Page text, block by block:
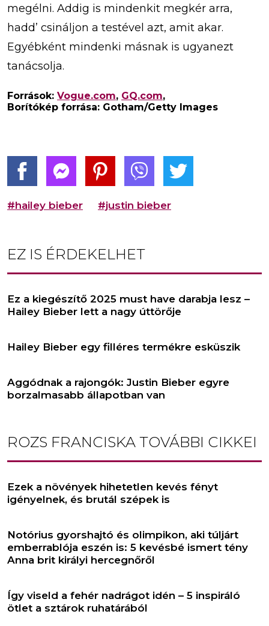
megélni. Addig is mindenkit megkér arra,
hadd’ csináljon a testével azt, amit akar.
Egyébként mindenki másnak is ugyanezt
tanácsolja.
Források: Vogue.com, GQ.com,
Borítókép forrása: Gotham/Getty Images
#hailey bieber #justin bieber
EZ IS ÉRDEKELHET
Ez a kiegészítő 2025 must have darabja lesz –
Hailey Bieber lett a nagy úttörője
Hailey Bieber egy filléres termékre esküszik
Aggódnak a rajongók: Justin Bieber egyre
borzalmasabb állapotban van
ROZS FRANCISKA TOVÁBBI CIKKEI
Ezek a növények hihetetlen kevés fényt
igényelnek, és brutál szépek is
Notórius gyorshajtó és olimpikon, aki túljárt
emberrablója eszén is: 5 kevésbé ismert tény
Anna brit királyi hercegnőről
Így viseld a fehér nadrágot idén – 5 inspiráló
ötlet a sztárok ruhatárából